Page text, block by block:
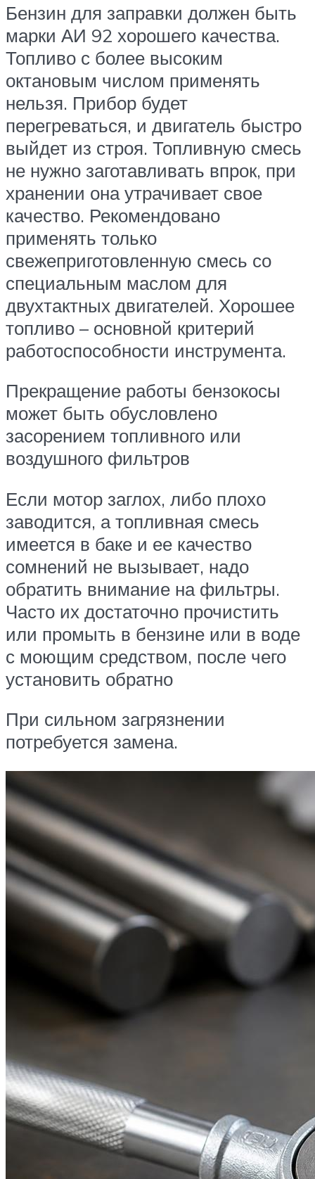
Бензин для заправки должен быть
марки АИ 92 хорошего качества.
Топливо с более высоким
октановым числом применять
нельзя. Прибор будет
перегреваться, и двигатель быстро
выйдет из строя. Топливную смесь
не нужно заготавливать впрок, при
хранении она утрачивает свое
качество. Рекомендовано
применять только
свежеприготовленную смесь со
специальным маслом для
двухтактных двигателей. Хорошее
топливо – основной критерий
работоспособности инструмента.
Прекращение работы бензокосы
может быть обусловлено
засорением топливного или
воздушного фильтров
Если мотор заглох, либо плохо
заводится, а топливная смесь
имеется в баке и ее качество
сомнений не вызывает, надо
обратить внимание на фильтры.
Часто их достаточно прочистить
или промыть в бензине или в воде
с моющим средством, после чего
установить обратно
При сильном загрязнении
потребуется замена.